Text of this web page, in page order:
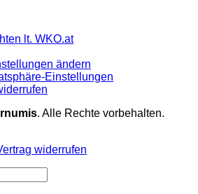
lt. WKO.at
ändern
Einstellungen
. Alle Rechte vorbehalten.
widerrufen